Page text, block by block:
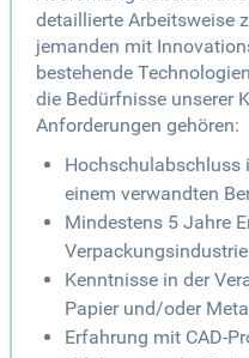
detaillierte Arbeitsweise
jemanden mit
bestehende
die Bedürfnisse unserer
Anforderungen gehören:
Hochschulabschluss
einem verwandten
Mindestens 5 Jahre
Verpackungsindustrie
Kenntnisse in der
Papier und/oder
Erfahrung mit CAD-